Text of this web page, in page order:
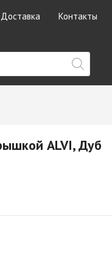
Доставка Контакты
ALVI, Дуб